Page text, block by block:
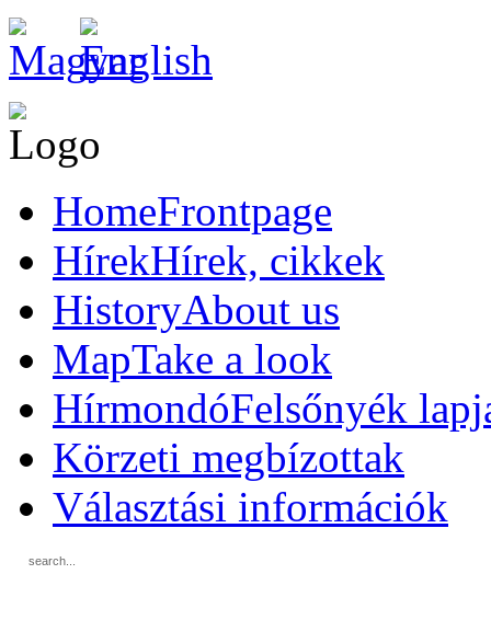
HomeFrontpage
HírekHírek, cikkek
HistoryAbout us
MapTake a look
HírmondóFelsőnyék
Körzeti megbízottak
Választási információk